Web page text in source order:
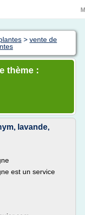
> vente de
thème :
lavande,
est un service